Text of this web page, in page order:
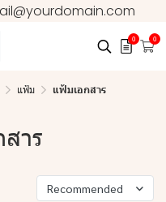
0 0
แฟ้ม แฟ้มเอกสาร
าร
Recommended